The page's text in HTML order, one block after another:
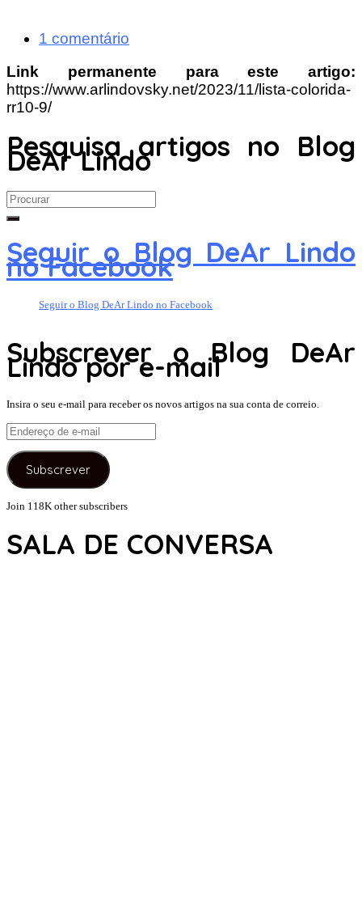
1 comentário
Link permanente para este artigo:
https://www.arlindovsky.net/2023/11/lista-colorida-
rr10-9/
Pesquisa artigos no Blog
DeAr Lindo
Search
for:
Seguir o Blog DeAr Lindo
no Facebook
Seguir o Blog DeAr Lindo no Facebook
Subscrever o Blog DeAr
Lindo por e-mail
Insira o seu e-mail para receber os novos artigos na sua conta de correio.
Endereço
de
e-
mail
Subscrever
Join 118K other subscribers
SALA DE CONVERSA